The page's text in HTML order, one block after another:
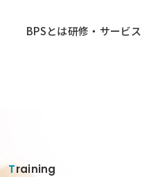
BPSとは研修・サービス
Training